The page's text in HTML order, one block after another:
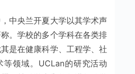
中央兰开夏大学以其学术声
。学校的多个学科在各类排
是在健康科学、工程学、社
等领域。UCLan的研究活动